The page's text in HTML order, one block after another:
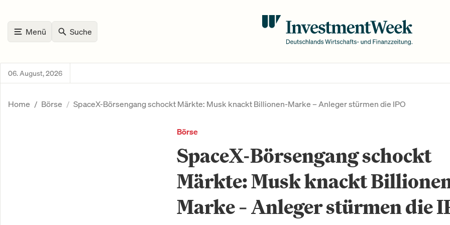
Menü Suche
06. August, 2026
Home Börse SpaceX-Börsengang schockt Märkte: Musk knackt Billionen-Marke – Anleger stürmen die IPO
Börse
SpaceX-Börsengang schockt
Märkte: Musk knackt
Marke – Anleger stürmen die